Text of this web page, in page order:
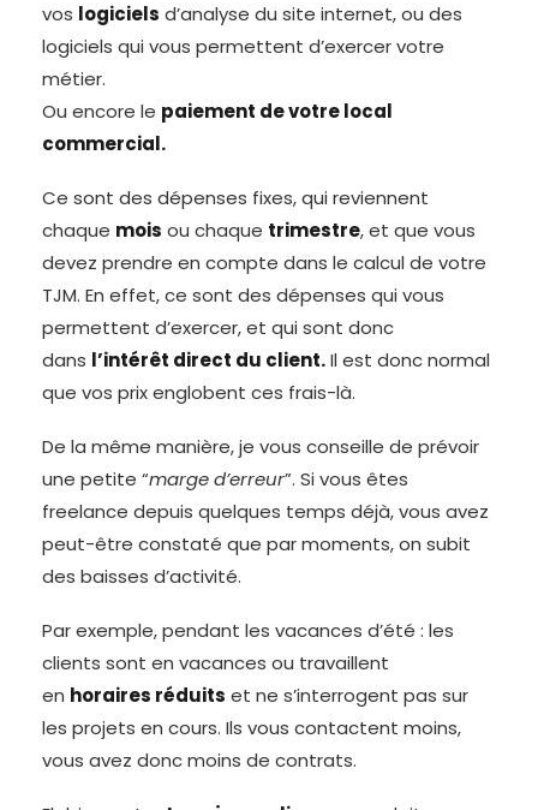
vos logiciels d’analyse du site internet, ou des
logiciels qui vous permettent d’exercer votre
métier.
Ou encore le paiement de votre local
commercial.
Ce sont des dépenses fixes, qui reviennent
chaque mois ou chaque trimestre, et que vous
devez prendre en compte dans le calcul de votre
TJM. En effet, ce sont des dépenses qui vous
permettent d’exercer, et qui sont donc
dans l’intérêt direct du client.Il est donc normal
que vos prix englobent ces frais-là.
De la même manière, je vous conseille de prévoir
une petite “marge d’erreur”. Si vous êtes
freelance depuis quelques temps déjà, vous avez
peut-être constaté que par moments, on subit
des baisses d’activité.
Par exemple, pendant les vacances d’été : les
clients sont en vacances ou travaillent
en horaires réduits et ne s’interrogent pas sur
les projets en cours. Ils vous contactent moins,
vous avez donc moins de contrats.